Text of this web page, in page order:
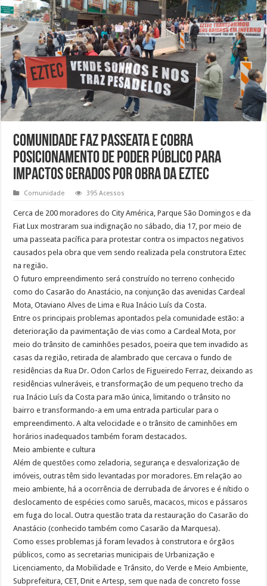
Comunidade faz passeata e cobra
posicionamento de poder público para
impactos gerados por obra da Eztec
Comunidade 395 Acessos
Cerca de 200 moradores do City América, Parque São Domingos e da
Fiat Lux mostraram sua indignação no sábado, dia 17, por meio de
uma passeata pacífica para protestar contra os impactos negativos
causados pela obra que vem sendo realizada pela construtora Eztec
na região.
O futuro empreendimento será construído no terreno conhecido
como do Casarão do Anastácio, na conjunção das avenidas Cardeal
Mota, Otaviano Alves de Lima e Rua Inácio Luís da Costa.
Entre os principais problemas apontados pela comunidade estão: a
deterioração da pavimentação de vias como a Cardeal Mota, por
meio do trânsito de caminhões pesados, poeira que tem invadido as
casas da região, retirada de alambrado que cercava o fundo de
residências da Rua Dr. Odon Carlos de Figueiredo Ferraz, deixando as
residências vulneráveis, e transformação de um pequeno trecho da
rua Inácio Luís da Costa para mão única, limitando o trânsito no
bairro e transformando-a em uma entrada particular para o
empreendimento. A alta velocidade e o trânsito de caminhões em
horários inadequados também foram destacados.
Meio ambiente e cultura
Além de questões como zeladoria, segurança e desvalorização de
imóveis, outras têm sido levantadas por moradores. Em relação ao
meio ambiente, há a ocorrência de derrubada de árvores e é nítido o
deslocamento de espécies como saruês, macacos, micos e pássaros
em fuga do local. Outra questão trata da restauração do Casarão do
Anastácio (conhecido também como Casarão da Marquesa).
Como esses problemas já foram levados à construtora e órgãos
públicos, como as secretarias municipais de Urbanização e
Licenciamento, da Mobilidade e Trânsito, do Verde e Meio Ambiente,
Subprefeitura, CET, Dnit e Artesp, sem que nada de concreto fosse